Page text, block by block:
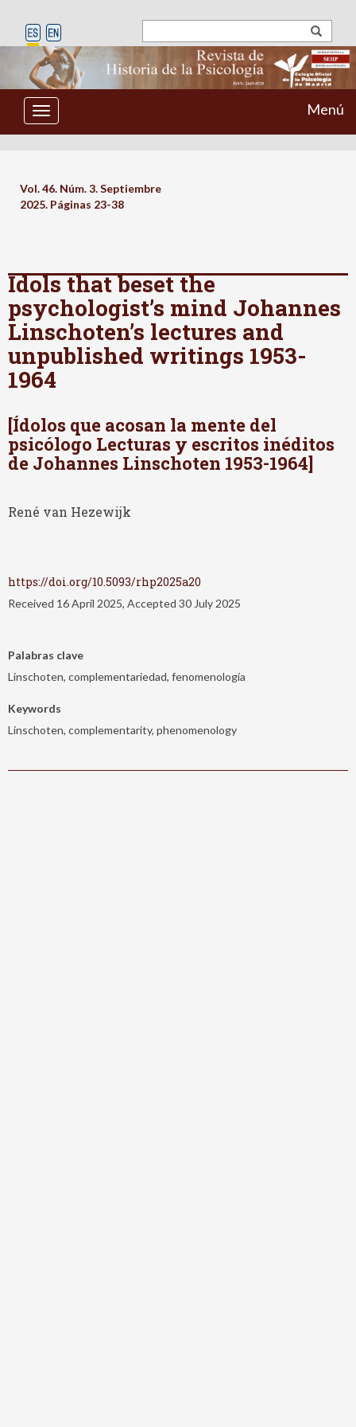
Toggle
navigation
Menú
Vol. 46. Núm. 3. Septiembre
2025. Páginas 23-38
Idols that beset the
psychologist’s mind Johannes
Linschoten’s lectures and
unpublished writings 1953-
1964
[Ídolos que acosan la mente del
psicólogo Lecturas y escritos inéditos
de Johannes Linschoten 1953-1964]
René van Hezewijk
https://doi.org/10.5093/rhp2025a20
Received 16 April 2025, Accepted 30 July 2025
Palabras clave
Linschoten, complementariedad, fenomenología
Keywords
Linschoten, complementarity, phenomenology